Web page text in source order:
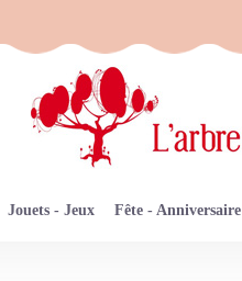
Jouets - Jeux Fête - Anniversaire